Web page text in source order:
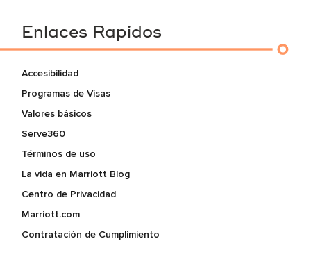
Enlaces Rapidos
Accesibilidad
Programas de Visas
Valores básicos
Serve360
Términos de uso
La vida en Marriott Blog
Centro de Privacidad
Marriott.com
Contratación de Cumplimiento